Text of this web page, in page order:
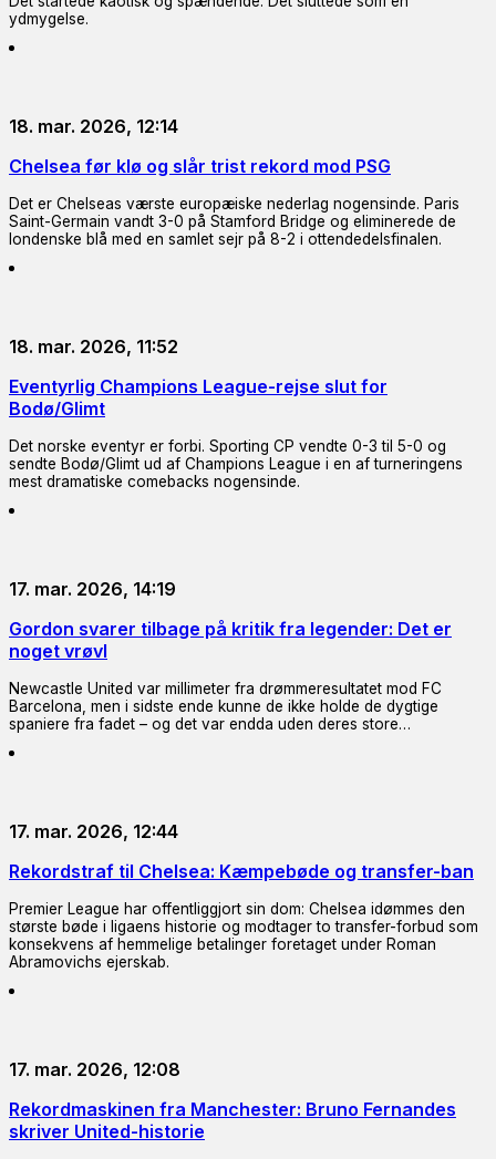
ydmygelse.
18. mar. 2026, 12:14
Chelsea før klø og slår trist rekord mod PSG
Det er Chelseas værste europæiske nederlag nogensinde. Paris
Saint-Germain vandt 3-0 på Stamford Bridge og eliminerede de
londenske blå med en samlet sejr på 8-2 i ottendedelsfinalen.
18. mar. 2026, 11:52
Eventyrlig Champions League-rejse slut for
Bodø/Glimt
Det norske eventyr er forbi. Sporting CP vendte 0-3 til 5-0 og
sendte Bodø/Glimt ud af Champions League i en af turneringens
mest dramatiske comebacks nogensinde.
17. mar. 2026, 14:19
Gordon svarer tilbage på kritik fra legender: Det er
noget vrøvl
Newcastle United var millimeter fra drømmeresultatet mod FC
Barcelona, men i sidste ende kunne de ikke holde de dygtige
spaniere fra fadet – og det var endda uden deres store…
17. mar. 2026, 12:44
Rekordstraf til Chelsea: Kæmpebøde og transfer-ban
Premier League har offentliggjort sin dom: Chelsea idømmes den
største bøde i ligaens historie og modtager to transfer-forbud som
konsekvens af hemmelige betalinger foretaget under Roman
Abramovichs ejerskab.
17. mar. 2026, 12:08
Rekordmaskinen fra Manchester: Bruno Fernandes
skriver United-historie